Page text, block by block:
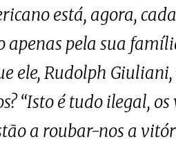
está, agora,
apenas pela sua
ele, Rudolph
“Isto é tudo ilegal,
a roubar-nos a